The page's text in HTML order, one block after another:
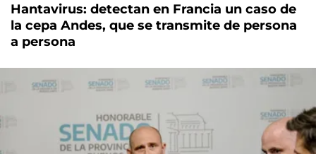
Hantavirus: detectan en Francia un caso de
la cepa Andes, que se transmite de persona
a persona